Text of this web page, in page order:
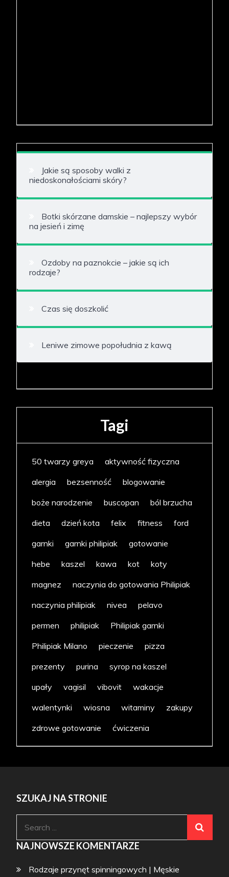
Jakie są sposoby walki z
niedoskonałościami skóry?
Botki skórzane damskie – najlepszy wybór
na jesień i zimę
Ozdoby na paznokcie – jakie są ich
rodzaje?
Czas się doszkolić
Leniwe zimowe popołudnia z kawą
Tagi
50 twarzy greya
aktywność fizyczna
alergia
bezsenność
blogowanie
boże narodzenie
buscopan
ból brzucha
dieta
dzień kota felix fitness
ford
garnki
garnki philipiak
gotowanie
hebe
kaszel kawa kot
koty
magnez
naczynia do gotowania Philipiak
naczynia philipiak
nivea
pelavo
permen
philipiak
Philipiak garnki
Philipiak Milano
pieczenie
pizza
prezenty
purina
syrop na kaszel
upały
vagisil vibovit
wakacje
walentynki
wiosna witaminy
zakupy
zdrowe gotowanie
ćwiczenia
SZUKAJ NA STRONIE
NAJNOWSZE KOMENTARZE
Rodzaje przynęt spinningowych | Męskie